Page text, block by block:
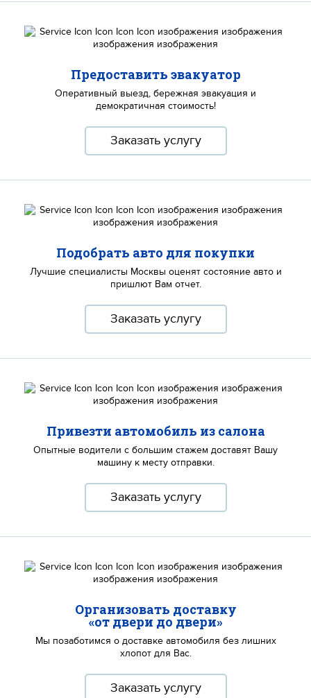
Предоставить эвакуатор
Оперативный выезд, бережная эвакуация и
демократичная стоимость!
Заказать услугу
Подобрать авто для покупки
Лучшие специалисты Москвы оценят состояние авто и
пришлют Вам отчет.
Заказать услугу
Привезти автомобиль из салона
Опытные водители с большим стажем доставят Вашу
машину к месту отправки.
Заказать услугу
Организовать доставку
«от двери до двери»
Мы позаботимся о доставке автомобиля без лишних
хлопот для Вас.
Заказать услугу